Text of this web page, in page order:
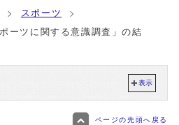
スポーツ
ーツに関する意識調査」の結
表示
ページの先頭へ戻る